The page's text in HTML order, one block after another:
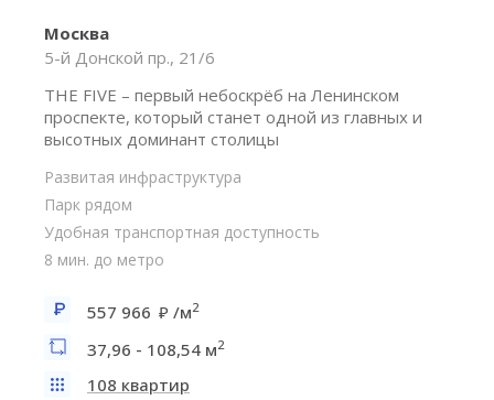
Москва
5-й Донской пр., 21/6
THE FIVE – первый небоскрёб на Ленинском
проспекте, который станет одной из главных и
высотных доминант столицы
Развитая инфраструктура
Парк рядом
Удобная транспортная доступность
8 мин. до метро
557 966 /м2
37,96 - 108,54 м2
108 квартир